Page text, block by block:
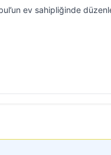
ev sahipliğinde